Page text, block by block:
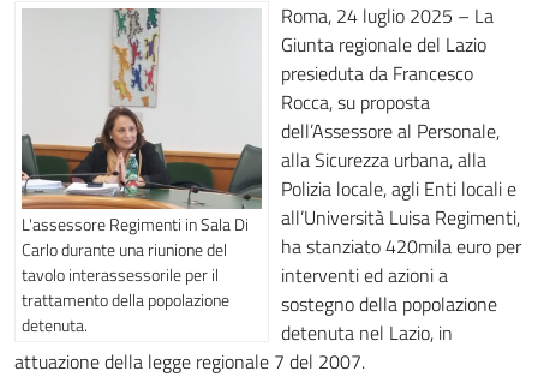
L'assessore Regimenti in Sala Di
Carlo durante una riunione del
tavolo interassessorile per il
trattamento della popolazione
detenuta.
Roma, 24 luglio 2025 – La
Giunta regionale del Lazio
presieduta da Francesco
Rocca, su proposta
dell’Assessore al Personale,
alla Sicurezza urbana, alla
Polizia locale, agli Enti locali e
all’Università Luisa Regimenti,
ha stanziato 420mila euro per
interventi ed azioni a
sostegno della popolazione
detenuta nel Lazio, in
attuazione della legge regionale 7 del 2007.